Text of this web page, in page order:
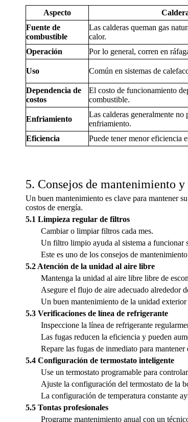
Aspecto
Fuente de
combustible
Las calderas queman gas
calor.
Operación
Por lo general, corren en
Uso Común en sistemas de
Dependencia de
costos
El costo de funcionamiento
combustible.
Enfriamiento
Las calderas generalmente no
enfriamiento.
Eficiencia Puede tener menor eficiencia
5. Consejos de mantenimiento
Un buen mantenimiento es clave para mantener
costos de energía.
5.1 Limpieza regular de filtros
Cambiar o limpiar filtros cada mes.
Un filtro limpio ayuda al sistema a funcionar
Este es uno de los consejos de
5.2 Atención de la unidad al aire libre
Mantenga la unidad al aire libre libre de
Asegure el flujo de aire adecuado alrededor
Un buen mantenimiento de la unidad
5.3 Verificaciones de línea de refrigerante
Inspeccione la línea de refrigerante
Las fugas reducen la eficiencia y pueden
Repare las fugas de inmediato para
5.4 Configuración de termostato inteligente
Use un termostato programable para
Ajuste la configuración del termostato de la
La configuración de temperatura constante
5.5 Tontas profesionales
Programe mantenimiento anual con un